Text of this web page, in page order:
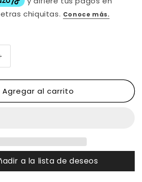
CARTERA
Agregar al carrito
a la lista de deseos